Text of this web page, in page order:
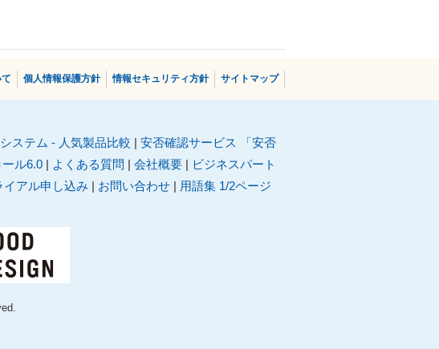
個⼈情報保護⽅針 情報セキュリティ方針 サイトマップ
ステム - 人気製品比較 | 安否確認サービス 「安否
ル6.0 | よくある質問 | 会社概要 | ビジネスパート
アル申し込み | お問い合わせ | 用語集 1/2ページ